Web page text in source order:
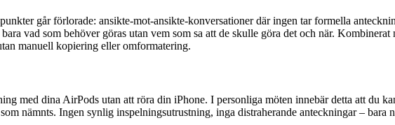
går förlorade: ansikte-mot-ansikte-konversationer där ingen tar formella
vad som behöver göras utan vem som sa att de skulle göra det och när.
manuell kopiering eller omformatering.
med dina AirPods utan att röra din iPhone. I personliga möten innebär detta att du
nämnts. Ingen synlig inspelningsutrustning, inga distraherande anteckningar –